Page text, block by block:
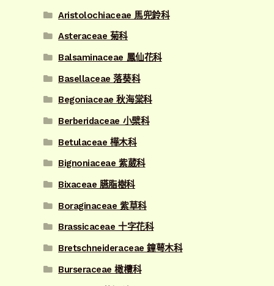
Aristolochiaceae 馬兜鈴科
Asteraceae 菊科
Balsaminaceae 鳳仙花科
Basellaceae 落葵科
Begoniaceae 秋海棠科
Berberidaceae 小檗科
Betulaceae 樺木科
Bignoniaceae 紫葳科
Bixaceae 臙脂樹科
Boraginaceae 紫草科
Brassicaceae 十字花科
Bretschneideraceae 鐘萼木科
Burseraceae 橄欖科